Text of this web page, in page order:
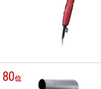
80位